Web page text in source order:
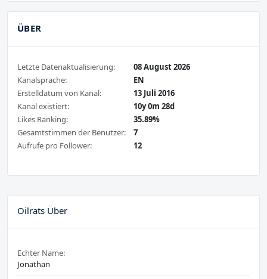
ÜBER
Letzte Datenaktualisierung:
08 August 2026
Kanalsprache:
EN
Erstelldatum von Kanal:
13 Juli 2016
Kanal existiert:
10y 0m 28d
Likes Ranking:
35.89%
Gesamtstimmen der Benutzer:
7
Aufrufe pro Follower:
12
Oilrats Über
Echter Name:
Jonathan